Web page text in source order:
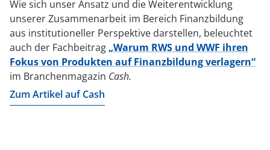
Wie sich unser Ansatz und die Weiterentwicklung
unserer Zusammenarbeit im Bereich Finanzbildung
aus institutioneller Perspektive darstellen, beleuchtet
auch der Fachbeitrag „Warum RWS und WWF ihren
Fokus von Produkten auf Finanzbildung verlagern“
im Branchenmagazin Cash.
Zum Artikel auf Cash